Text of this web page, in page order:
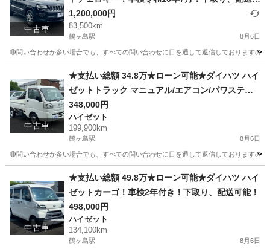
中古車
能！
1,200,000円
83,500km
鶴ヶ島駅 8月6日
🔴問い合わせが多い場合でも、すべての問い合わせに目を通して返信しております
鶴ヶ島駅 その他
中古車
★支払い総額 34.8万★ローン可能★ダイハツ ハイ
ゼットトラック マニュアル/エアコン/パワステ！
車検令和8年11月！下取り、配送可能！
348,000円
ハイゼット
199,900km
鶴ヶ島駅 8月6日
🔴問い合わせが多い場合でも、すべての問い合わせに目を通して返信しております
鶴ヶ島駅 ハイゼット
中古車
★支払い総額 49.8万★ローン可能★ダイハツ ハイ
ゼットカーゴ！車検2年付き！下取り、配送可能！
498,000円
ハイゼット
134,100km
鶴ヶ島駅 8月6日